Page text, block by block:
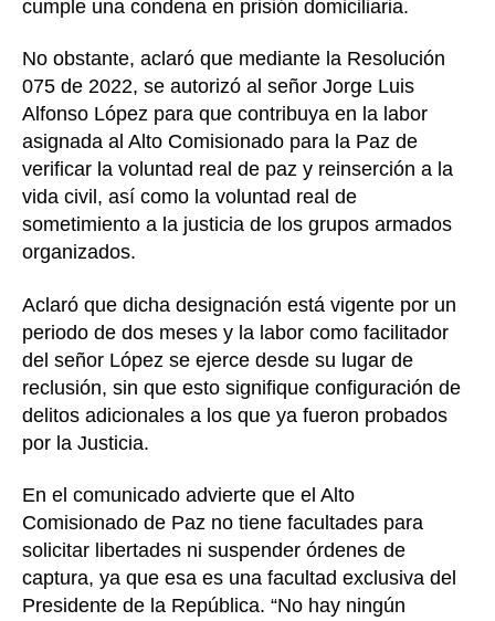
cumple una condena en prisión domiciliaria.
No obstante, aclaró que mediante la Resolución
075 de 2022, se autorizó al señor Jorge Luis
Alfonso López para que contribuya en la labor
asignada al Alto Comisionado para la Paz de
verificar la voluntad real de paz y reinserción a la
vida civil, así como la voluntad real de
sometimiento a la justicia de los grupos armados
organizados.
Aclaró que dicha designación está vigente por un
periodo de dos meses y la labor como facilitador
del señor López se ejerce desde su lugar de
reclusión, sin que esto signifique configuración de
delitos adicionales a los que ya fueron probados
por la Justicia.
En el comunicado advierte que el Alto
Comisionado de Paz no tiene facultades para
solicitar libertades ni suspender órdenes de
captura, ya que esa es una facultad exclusiva del
Presidente de la República. “No hay ningún